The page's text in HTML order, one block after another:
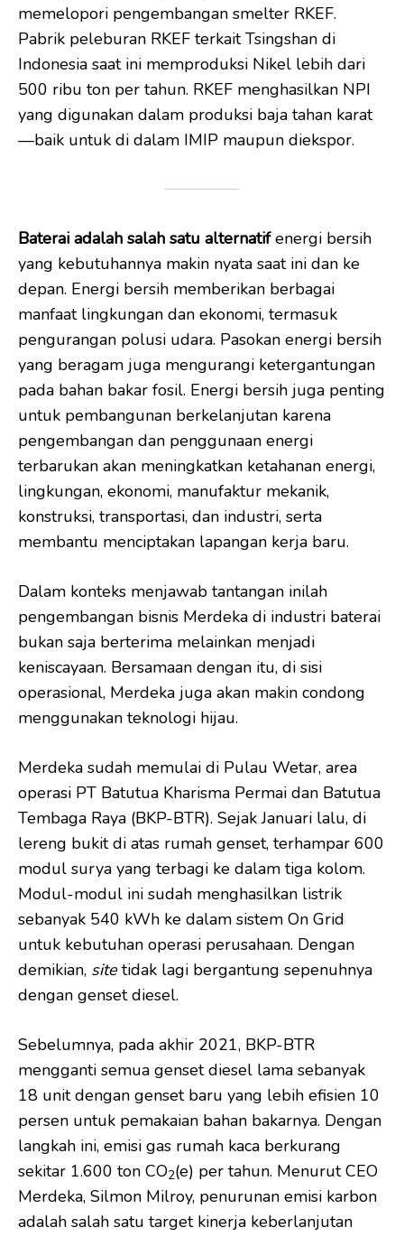
memelopori pengembangan smelter RKEF.
Pabrik peleburan RKEF terkait Tsingshan di
Indonesia saat ini memproduksi Nikel lebih dari
500 ribu ton per tahun. RKEF menghasilkan NPI
yang digunakan dalam produksi baja tahan karat
—baik untuk di dalam IMIP maupun diekspor.
Baterai adalah salah satu alternatifenergi bersih
yang kebutuhannya makin nyata saat ini dan ke
depan. Energi bersih memberikan berbagai
manfaat lingkungan dan ekonomi, termasuk
pengurangan polusi udara. Pasokan energi bersih
yang beragam juga mengurangi ketergantungan
pada bahan bakar fosil. Energi bersih juga penting
untuk pembangunan berkelanjutan karena
pengembangan dan penggunaan energi
terbarukan akan meningkatkan ketahanan energi,
lingkungan, ekonomi, manufaktur mekanik,
konstruksi, transportasi, dan industri, serta
membantu menciptakan lapangan kerja baru.
Dalam konteks menjawab tantangan inilah
pengembangan bisnis Merdeka di industri baterai
bukan saja berterima melainkan menjadi
keniscayaan. Bersamaan dengan itu, di sisi
operasional, Merdeka juga akan makin condong
menggunakan teknologi hijau.
Merdeka sudah memulai di Pulau Wetar, area
operasi PT Batutua Kharisma Permai dan Batutua
Tembaga Raya (BKP-BTR). Sejak Januari lalu, di
lereng bukit di atas rumah genset, terhampar 600
modul surya yang terbagi ke dalam tiga kolom.
Modul-modul ini sudah menghasilkan listrik
sebanyak 540 kWh ke dalam sistem On Grid
untuk kebutuhan operasi perusahaan. Dengan
demikian, sitetidak lagi bergantung sepenuhnya
dengan genset diesel.
Sebelumnya, pada akhir 2021, BKP-BTR
mengganti semua genset diesel lama sebanyak
18 unit dengan genset baru yang lebih efisien 10
persen untuk pemakaian bahan bakarnya. Dengan
langkah ini, emisi gas rumah kaca berkurang
sekitar 1.600 ton CO2(e) per tahun. Menurut CEO
Merdeka, Silmon Milroy, penurunan emisi karbon
adalah salah satu target kinerja keberlanjutan